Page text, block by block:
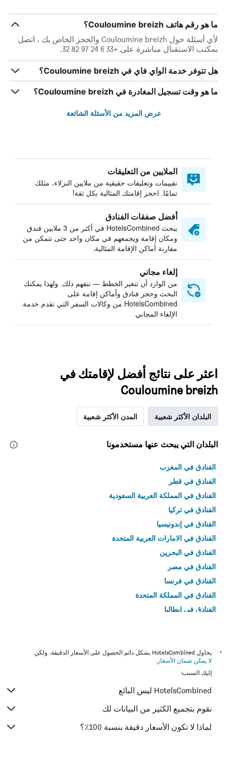
ما هو رقم هاتف Couloumine breizh؟
لأي أسئلة حول Couloumine breizh والحجز الخاص بك ، اتصل
بمكتب الاستقبال مباشرة على +33 6 24 97 82 32.
هل تتوفر خدمة الواي فاي في Couloumine breizh؟
ما هو وقت تسجيل المغادرة في Couloumine breizh؟
عرض المزيد من الأسئلة الشائعة
الملايين من التعليقات
تقييمات وتعليقات حقيقية من ملايين النزلاء، مثلك
تمامًا. احجز إقامتك المثالية بكل ثقة!
أفضل صفقات الفنادق
يبحث HotelsCombined في أكثر من 3 ملايين فندق
ومكان إقامة ويجمعهم في مكان واحد حتى تتمكن من
مقارنة أماكن الإقامة المثالية.
إلغاء مجاني
من الوارد أن تتغير الخطط — نتفهم ذلك. ولهذا يمكنك
البحث وحجز فنادق وأماكن إقامة على
HotelsCombined من وكالات السفر التي تقدم خدمة
الإلغاء المجاني
اعثر على نتائج أفضل لإقامتك في
Couloumine breizh
البلدان الأكثر شعبية المدن الأكثر شعبية
البلدان التي يبحث عنها مستخدمونا
الفنادق في المغرب
الفنادق في قطر
الفنادق في المملكة العربية السعودية
الفنادق في تركيا
الفنادق في إندونيسيا
الفنادق في الامارات العربية المتحدة
الفنادق في البحرين
الفنادق في مصر
الفنادق في فرنسا
الفنادق في المملكة المتحدة
الفنادق في إيطاليا
*
يحاول HotelsCombined بشكل دائم الحصول على الأسعار الدقيقة، ولكن
لا يمكن ضمان الأسعار .
إليك السبب:
HotelsCombined ليس البائع
نقوم بتجميع الكثير من البيانات لك
لماذا لا تكون الأسعار دقيقة بنسبة 100٪؟